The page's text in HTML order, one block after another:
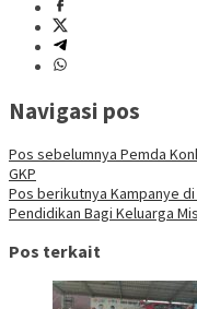
Navigasi pos
Pos sebelumnya Pemda
GKP
Pos berikutnya Kampanye
Pendidikan Bagi Keluarga
Pos terkait